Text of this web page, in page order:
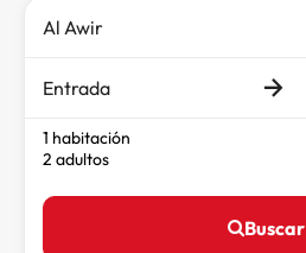
Entrada
1 habitación
2 adultos
Buscar